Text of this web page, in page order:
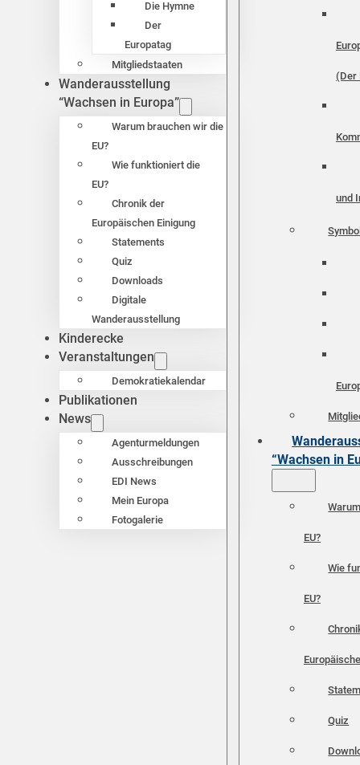
Die Hymne
Der
Europatag
Mitgliedstaaten
Wanderausstellung
“Wachsen in Europa”
Warum brauchen wir die
EU?
Wie funktioniert die
EU?
Chronik der
Europäischen Einigung
Statements
Quiz
Downloads
Digitale
Wanderausstellung
Kinderecke
Veranstaltungen
Demokratiekalendar
Publikationen
News
Agenturmeldungen
Ausschreibungen
EDI News
Mein Europa
Fotogalerie
(Der
und
“Wachsen in
EU?
Wie
EU?
Quiz